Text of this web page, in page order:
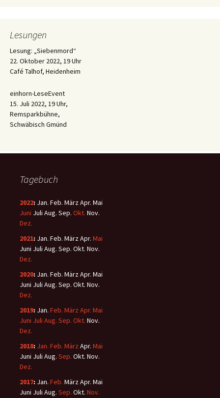
Lesungen
Lesung: „Siebenmord“
22. Oktober 2022, 19 Uhr
Café Talhof, Heidenheim
einhorn-LeseEvent
15. Juli 2022, 19 Uhr,
Remsparkbühne,
Schwäbisch Gmünd
Tagebuch
2022: Jan. Feb. MärzApr. Mai
Juni Juli Aug. Sep. Okt. Nov.
Dez.
2021: Jan. Feb. MärzApr. Mai
Juni Juli Aug. Sep. Okt. Nov.
Dez.
2020: Jan. Feb. MärzApr. Mai
Juni Juli Aug. Sep. Okt. Nov.
Dez.
2019: Jan. Feb. März Apr. Mai
Juni Juli Aug. Sep. Okt. Nov.
Dez.
2018: Jan. Feb. März Apr. Mai
Juni Juli Aug. Sep. Okt. Nov.
Dez.
2017: Jan. Feb. MärzApr. Mai
Juni Juli Aug. Sep. Okt. Nov.